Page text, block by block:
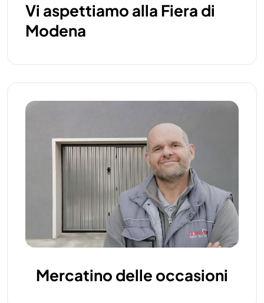
Vi aspettiamo alla Fiera di
Modena
Mercatino delle occasioni